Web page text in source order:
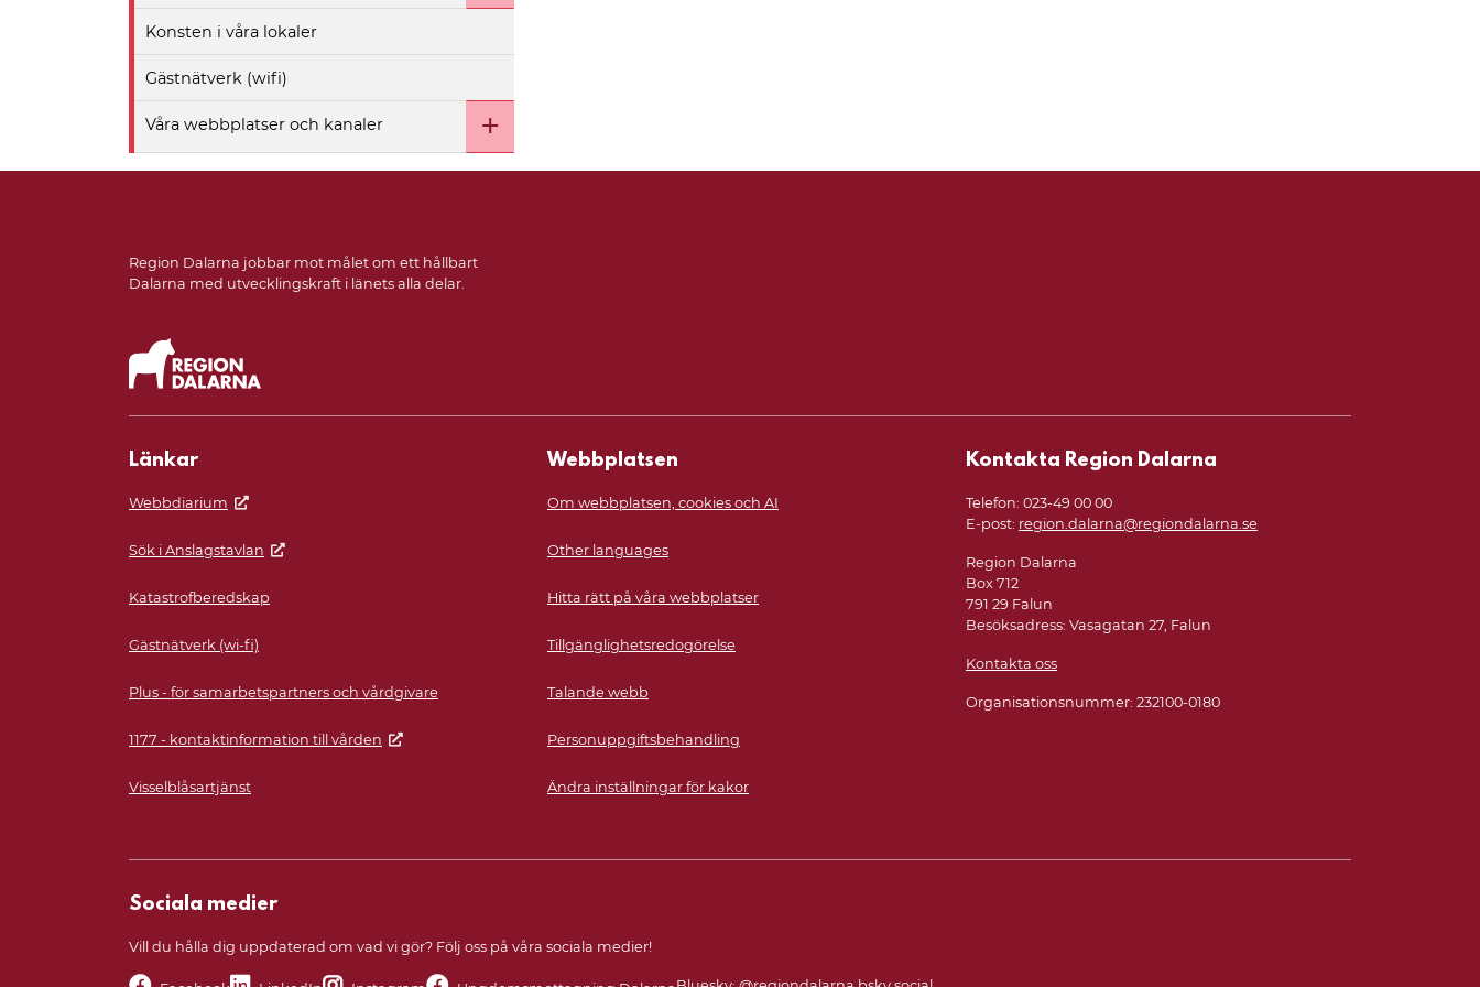
Konsten i våra lokaler
Gästnätverk (wifi)
Våra webbplatser och kanaler
Öppna undermeny för Våra webbplatser och kanaler
Region Dalarna jobbar mot målet om ett hållbart
Dalarna med utvecklingskraft i länets alla delar.
Länkar
Webbdiarium
Sök i Anslagstavlan
Katastrofberedskap
Gästnätverk (wi-fi)
Plus - för samarbetspartners och vårdgivare
1177 - kontaktinformation till vården
Visselblåsartjänst
Webbplatsen
Om webbplatsen, cookies och AI
Other languages
Hitta rätt på våra webbplatser
Tillgänglighetsredogörelse
Talande webb
Personuppgiftsbehandling
Ändra inställningar för kakor
Kontakta Region Dalarna
Telefon: 023-49 00 00
E-post: region.dalarna@regiondalarna.se
Region Dalarna
Box 712
791 29 Falun
Besöksadress: Vasagatan 27, Falun
Kontakta oss
Organisationsnummer: 232100-0180
Sociala medier
Vill du hålla dig uppdaterad om vad vi gör? Följ oss på våra sociala medier!